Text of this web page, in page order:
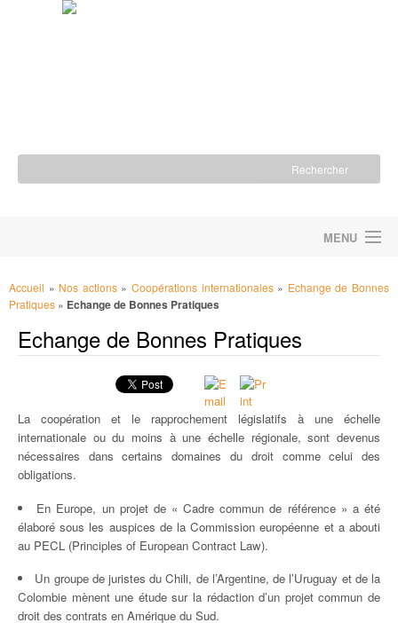
MENU
LA FONDATION
NOS ACTIONS
TRAVAILLER / FAIRE UN STAGE À LA FONDATION
UNIVERSITÉ D’ETÉ / SUMMER SCHOOL / UNIVERSIDAD DE VERANO
PUBLICATIONS
NOS NEWSLETTERS
Accueil » Nos actions»Coopérations internationales» Echange de Bonnes
Pratiques » Echange de Bonnes Pratiques
Echange de Bonnes Pratiques
La coopération et le rapprochement législatifs à une échelle
internationale ou du moins à une échelle régionale, sont devenus
nécessaires dans certains domaines du droit comme celui des
obligations.
En Europe, un projet de « Cadre commun de référence » a été
élaboré sous les auspices de la Commission européenne et a abouti
au PECL (Principles of European Contract Law).
Un groupe de juristes du Chili, de l’Argentine, de l’Uruguay et de la
Colombie mènent une étude sur la rédaction d’un projet commun de
droit des contrats en Amérique du Sud.